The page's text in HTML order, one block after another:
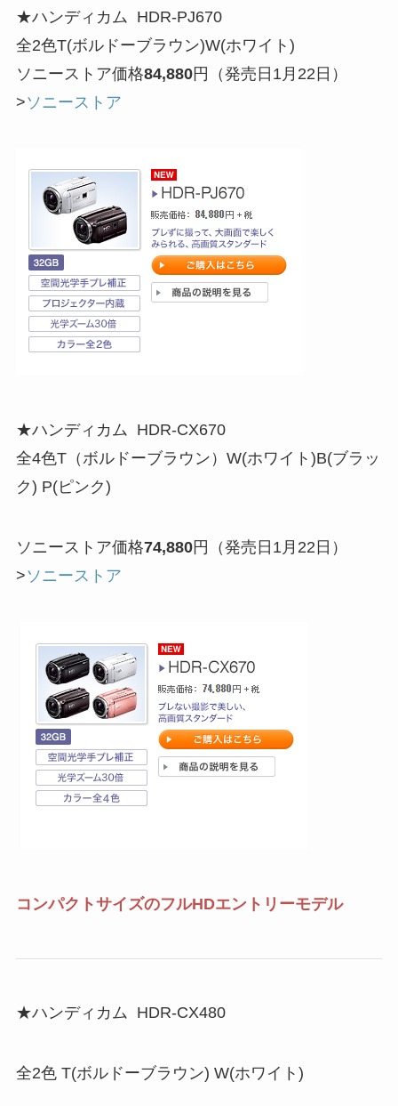
★ハンディカム HDR-PJ670
全2色T(ボルドーブラウン)W(ホワイト)
ソニーストア価格84,880円（発売日1月22日）
>ソニーストア
★ハンディカム HDR-CX670
全4色T（ボルドーブラウン）W(ホワイト)B(ブラッ
ク) P(ピンク)
ソニーストア価格74,880円（発売日1月22日）
>ソニーストア
コンパクトサイズのフルHDエントリーモデル
★ハンディカム HDR-CX480
全2色 T(ボルドーブラウン) W(ホワイト)